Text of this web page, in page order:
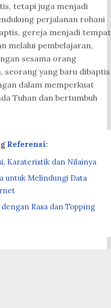
tetapi juga menjadi
perjalanan rohani
gereja menjadi tempat
melalui pembelajaran,
sesama orang
seorang yang baru dibaptis
dalam memperkuat
Tuhan dan bertumbuh
Referensi:
Karateristik dan Nilainya
untuk Melindungi Data
Rasa dan Topping